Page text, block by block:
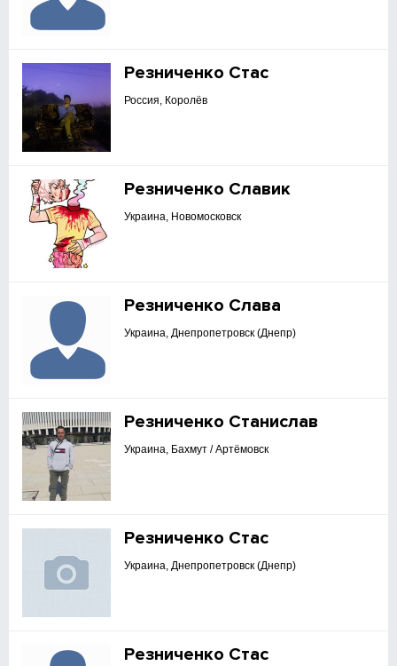
Резниченко Стас
Россия, Королёв
Резниченко Славик
Украина, Новомосковск
Резниченко Слава
Украина, Днепропетровск (Днепр)
Резниченко Станислав
Украина, Бахмут / Артёмовск
Резниченко Стас
Украина, Днепропетровск (Днепр)
Резниченко Стас